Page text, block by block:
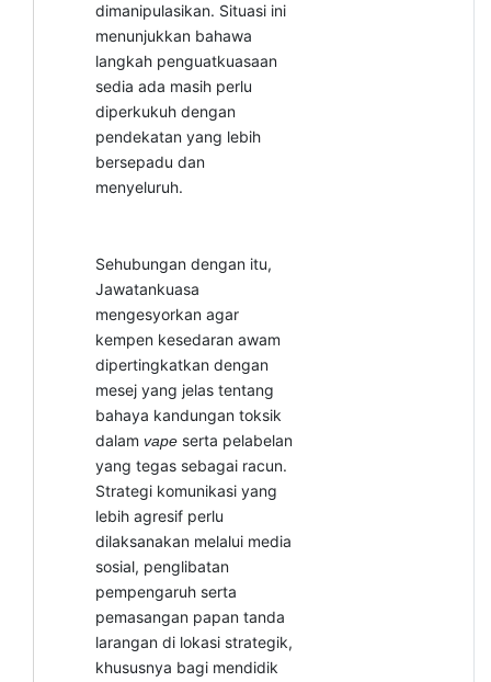
dimanipulasikan. Situasi ini
menunjukkan bahawa
langkah penguatkuasaan
sedia ada masih perlu
diperkukuh dengan
pendekatan yang lebih
bersepadu dan
menyeluruh.
Sehubungan dengan itu,
Jawatankuasa
mengesyorkan agar
kempen kesedaran awam
dipertingkatkan dengan
mesej yang jelas tentang
bahaya kandungan toksik
dalam vape serta pelabelan
yang tegas sebagai racun.
Strategi komunikasi yang
lebih agresif perlu
dilaksanakan melalui media
sosial, penglibatan
pempengaruh serta
pemasangan papan tanda
larangan di lokasi strategik,
khususnya bagi mendidik